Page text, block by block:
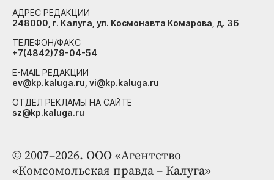
© 2007–2026. ООО «Агентство
«Комсомольская правда – Калуга»
АДРЕС РЕДАКЦИИ
248000, г. Калуга, ул. Космонавта Комарова, д. 36
ТЕЛЕФОН/ФАКС
+7(4842)79-04-54
E-MAIL РЕДАКЦИИ
ev@kp.kaluga.ru, vi@kp.kaluga.ru
ОТДЕЛ РЕКЛАМЫ НА САЙТЕ
sz@kp.kaluga.ru